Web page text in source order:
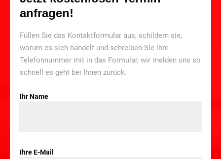
anfragen!
Füllen Sie das Kontaktformular aus, schildern sie,
worum es sich handelt und schreiben Sie ihre
Telefonnummer mit in das Formular, wir melden uns so
schnell es geht bei Ihnen zurück.
Ihr Name
Ihre E-Mail